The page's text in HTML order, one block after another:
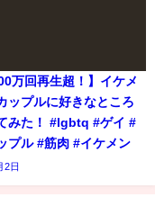
万回再生超！】イケメ
ップルに好きなところ
みた！ #lgbtq #ゲイ #
プル #筋肉 #イケメン
2日